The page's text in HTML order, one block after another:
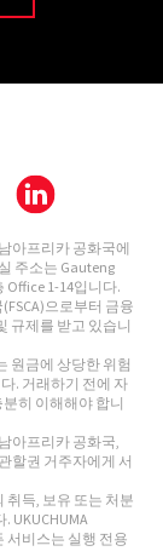
남아프리카 공화국에
주소는 Gauteng
Office 1-14입니다.
으로부터 금융
규제를 받고 있습니
원금에 상당한 위험
. 거래하기 전에 자
히 이해해야 합니
남아프리카 공화국,
할권 거주자에게 서
취득, 보유 또는 처분
UKUCHUMA
서비스는 실행 전용